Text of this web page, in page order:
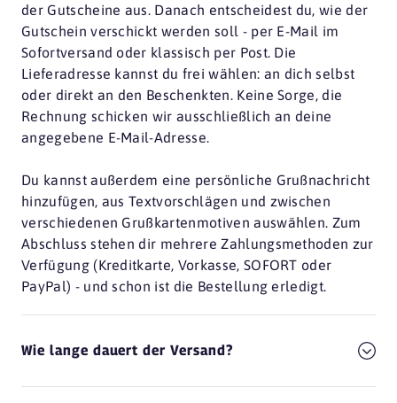
der Gutscheine aus. Danach entscheidest du, wie der
Gutschein verschickt werden soll - per E-Mail im
Sofortversand oder klassisch per Post. Die
Lieferadresse kannst du frei wählen: an dich selbst
oder direkt an den Beschenkten. Keine Sorge, die
Rechnung schicken wir ausschließlich an deine
angegebene E-Mail-Adresse.
Du kannst außerdem eine persönliche Grußnachricht
hinzufügen, aus Textvorschlägen und zwischen
verschiedenen Grußkartenmotiven auswählen. Zum
Abschluss stehen dir mehrere Zahlungsmethoden zur
Verfügung (Kreditkarte, Vorkasse, SOFORT oder
PayPal) - und schon ist die Bestellung erledigt.
Wie lange dauert der Versand?